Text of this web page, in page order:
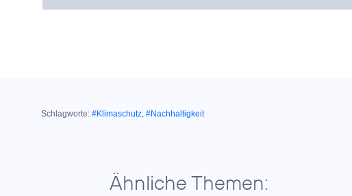
Schlagworte: #Klimaschutz, #Nachhaltigkeit
Ähnliche Themen: